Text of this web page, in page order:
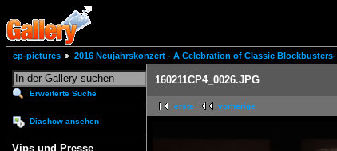
cp-pictures 2016 Neujahrskonzert - A Celebration of Classic Blockbusters-
Erweiterte Suche
Diashow ansehen
Vips und Presse
160211CP4_0026.JPG
erste vorherige